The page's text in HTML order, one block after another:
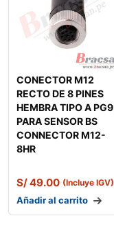
CONECTOR M12
RECTO DE 8 PINES
HEMBRA TIPO A PG9
PARA SENSOR BS
CONNECTOR M12-
8HR
S/49.00 (Incluye IGV)
Añadir al carrito